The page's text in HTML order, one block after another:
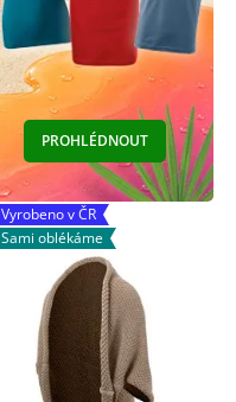
PROHLÉDNOUT
Vyrobeno v ČR
Sami oblékáme